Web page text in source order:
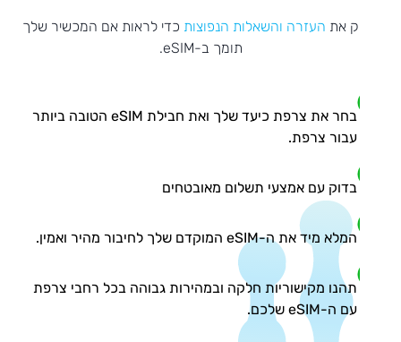
העזרה והשאלות הנפוצותכדי לראות אם המכשיר שלך
תומך ב-eSIM.
בחר את צרפת כיעד שלך ואת חבילת eSIM הטובה ביותר
עבור צרפת.
בדוק עם אמצעי תשלום מאובטחים
המלא מיד את ה-eSIM המוקדם שלך לחיבור מהיר ואמין.
תהנו מקישוריות חלקה ובמהירות גבוהה בכל רחבי צרפת